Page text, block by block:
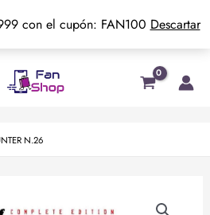
con el cupón: FAN100 Descartar
N.26